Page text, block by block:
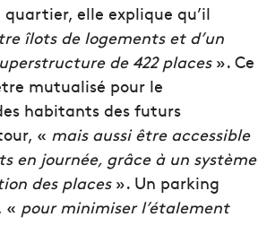
elle explique qu’il
îlots de logements et d’un
de 422 places». Ce
mutualisé pour le
habitants des futurs
« mais aussi être accessible
en journée, grâce à un système
des places». Un parking
« pour minimiser l’étalement